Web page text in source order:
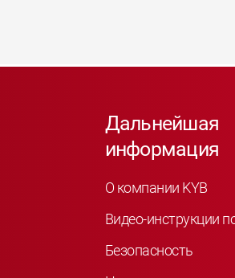
Дальнейшая
информация
О компании KYB
Видео-инструкции
Безопасность